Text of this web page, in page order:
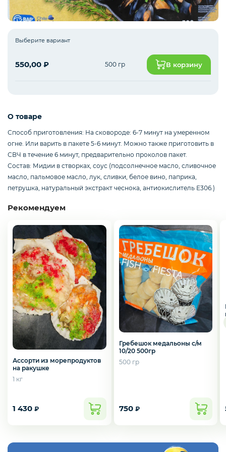
Рыбные пельмени
Слабосоленая рыба
Панировка
Полуфабрикаты
Креветки
Выберите вариант
550,00 ₽ 500 гр В корзину
О товаре
Способ приготовления: На сковороде: 6-7 минут на умеренном
огне. Или варить в пакете 5-6 минут. Можно также приготовить в
СВЧ в течение 6 минут, предварительно проколов пакет.
Состав: Мидии в створках, соус (подсолнечное масло, сливочное
масло, пальмовое масло, лук, сливки, белое вино, паприка,
петрушка, натуральный экстракт чеснока, антиокислитель Е306.)
Рекомендуем
Ассорти из морепродуктов
на ракушке
1 кг
1 430 ₽
Гребешок медальоны с/м
10/20 500гр
500 гр
750 ₽